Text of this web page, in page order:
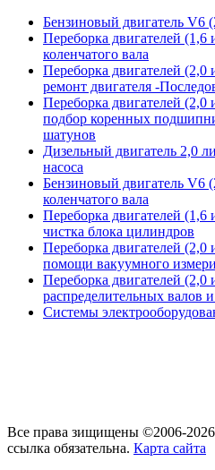
Бензиновый двигатель V6
Переборка двигателей (1,6
коленчатого вала
Переборка двигателей
ремонт двигателя -
Переборка двигателей
подбор коренных
шатунов
Дизельный двигатель 2,0
насоса
Бензиновый двигатель V6
коленчатого вала
Переборка двигателей (1,6
чистка блока цилиндров
Переборка двигателей
помощи вакуумного
Переборка двигателей
распределительных валов
Системы
Все права зищищены ©2006-
ссылка обязательна. Карта сайта